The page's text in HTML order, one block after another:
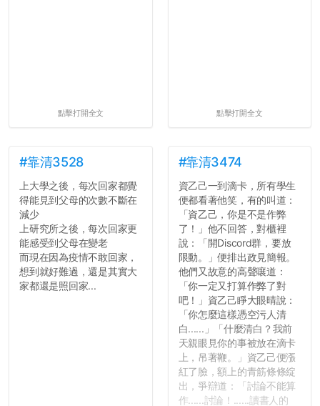
點擊打開全文 點擊打開全文
#靠清3528
上大學之後，每次回家都覺
得能見到父母的次數不斷在
減少
上研究所之後，每次回家更
能感受到父母在變老
而現在因為疫情不敢回家，
想到就好難過，還是其實大
家都還是照回家...
#靠清3474
資乙己一到滴卡，所有學生
便都看著他笑，有的叫道：
「資乙己，你是不是作弊
了！」他不回答，對櫃裡
說：「開Discord群，要放
限動。」便排出政見簡報。
他們又故意的高聲嚷道：
「你一定又打算作弊了對
吧！」資乙己睜大眼晴說：
「你怎麼這樣憑空污人清
白......」「什麼清白？我前
天親眼見你的事被放在滴卡
上，吊著鞭。」資乙己便漲
紅了臉，額上的青筋條條綻
出，爭辯道：「討論不能算
作......討論！......讀書人的